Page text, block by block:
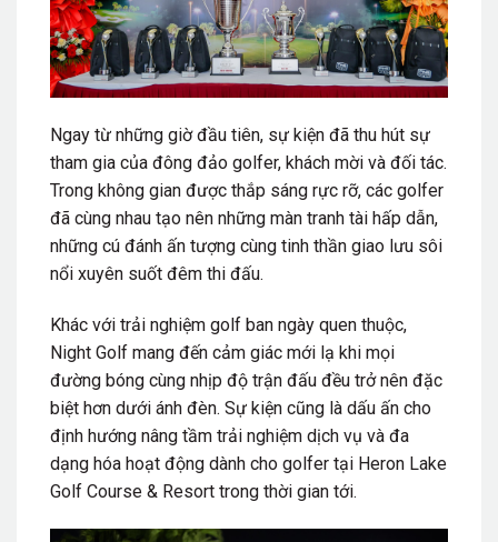
Ngay từ những giờ đầu tiên, sự kiện đã thu hút sự
tham gia của đông đảo golfer, khách mời và đối tác.
Trong không gian được thắp sáng rực rỡ, các golfer
đã cùng nhau tạo nên những màn tranh tài hấp dẫn,
những cú đánh ấn tượng cùng tinh thần giao lưu sôi
nổi xuyên suốt đêm thi đấu.
Khác với trải nghiệm golf ban ngày quen thuộc,
Night Golf mang đến cảm giác mới lạ khi mọi
đường bóng cùng nhịp độ trận đấu đều trở nên đặc
biệt hơn dưới ánh đèn. Sự kiện cũng là dấu ấn cho
định hướng nâng tầm trải nghiệm dịch vụ và đa
dạng hóa hoạt động dành cho golfer tại Heron Lake
Golf Course & Resort trong thời gian tới.